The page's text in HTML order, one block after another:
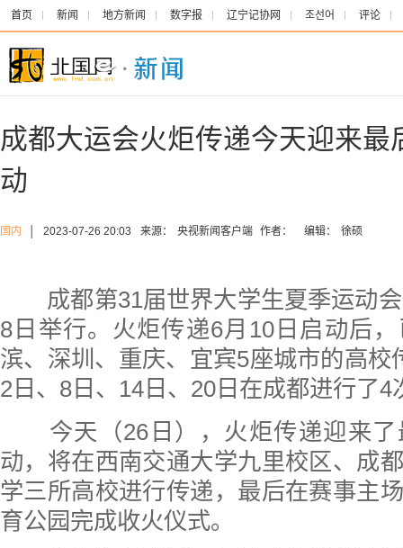
首页 新闻 地方新闻 数字报 辽宁记协网 조선어 评论
成都大运会火炬传递今天迎来最
动
国内 2023-07-26 20:03 来源： 央视新闻客户端 作者： 编辑： 徐硕
成都第31届世界大学生夏季运动会
8日举行。火炬传递6月10日启动后
滨、深圳、重庆、宜宾5座城市的高校
2日、8日、14日、20日在成都进行了4
今天（26日），火炬传递迎来了
动，将在西南交通大学九里校区、成
学三所高校进行传递，最后在赛事主
育公园完成收火仪式。